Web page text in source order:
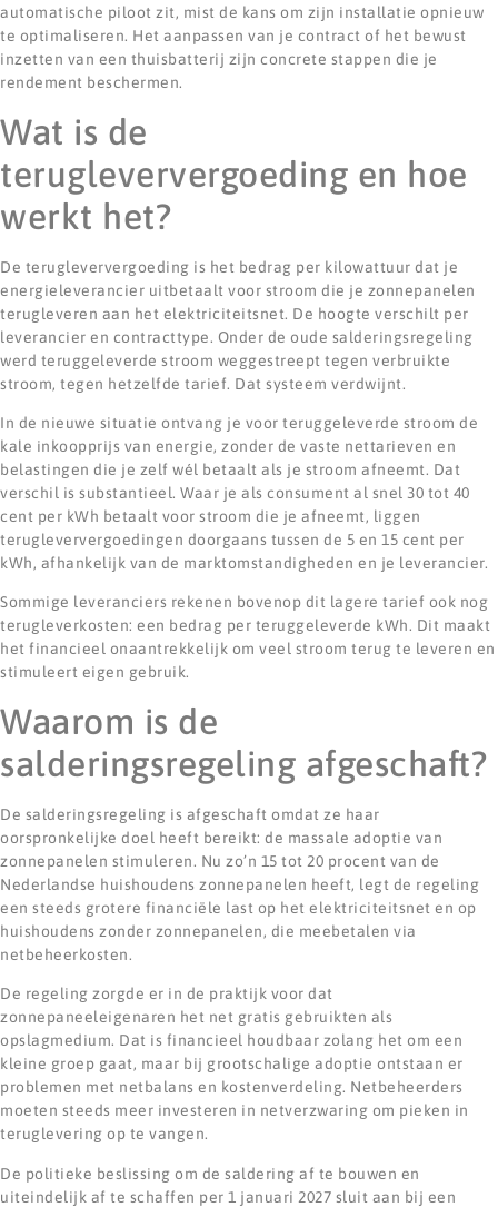
automatische piloot zit, mist de kans om zijn installatie opnieuw
te optimaliseren. Het aanpassen van je contract of het bewust
inzetten van een thuisbatterij zijn concrete stappen die je
rendement beschermen.
Wat is de
terugleververgoeding en hoe
werkt het?
De terugleververgoeding is het bedrag per kilowattuur dat je
energieleverancier uitbetaalt voor stroom die je zonnepanelen
terugleveren aan het elektriciteitsnet. De hoogte verschilt per
leverancier en contracttype. Onder de oude salderingsregeling
werd teruggeleverde stroom weggestreept tegen verbruikte
stroom, tegen hetzelfde tarief. Dat systeem verdwijnt.
In de nieuwe situatie ontvang je voor teruggeleverde stroom de
kale inkoopprijs van energie, zonder de vaste nettarieven en
belastingen die je zelf wél betaalt als je stroom afneemt. Dat
verschil is substantieel. Waar je als consument al snel 30 tot 40
cent per kWh betaalt voor stroom die je afneemt, liggen
terugleververgoedingen doorgaans tussen de 5 en 15 cent per
kWh, afhankelijk van de marktomstandigheden en je leverancier.
Sommige leveranciers rekenen bovenop dit lagere tarief ook nog
terugleverkosten: een bedrag per teruggeleverde kWh. Dit maakt
het financieel onaantrekkelijk om veel stroom terug te leveren en
stimuleert eigen gebruik.
Waarom is de
salderingsregeling afgeschaft?
De salderingsregeling is afgeschaft omdat ze haar
oorspronkelijke doel heeft bereikt: de massale adoptie van
zonnepanelen stimuleren. Nu zo’n 15 tot 20 procent van de
Nederlandse huishoudens zonnepanelen heeft, legt de regeling
een steeds grotere financiële last op het elektriciteitsnet en op
huishoudens zonder zonnepanelen, die meebetalen via
netbeheerkosten.
De regeling zorgde er in de praktijk voor dat
zonnepaneeleigenaren het net gratis gebruikten als
opslagmedium. Dat is financieel houdbaar zolang het om een
kleine groep gaat, maar bij grootschalige adoptie ontstaan er
problemen met netbalans en kostenverdeling. Netbeheerders
moeten steeds meer investeren in netverzwaring om pieken in
teruglevering op te vangen.
De politieke beslissing om de saldering af te bouwen en
uiteindelijk af te schaffen per 1 januari 2027 sluit aan bij een